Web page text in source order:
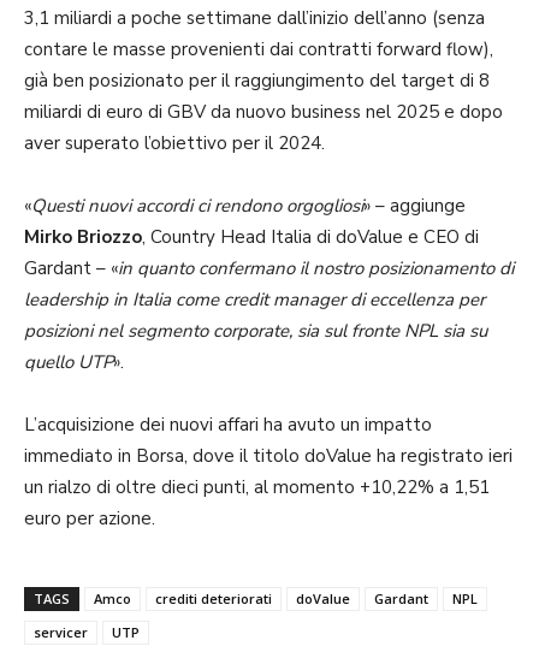
3,1 miliardi a poche settimane dall’inizio dell’anno (senza
contare le masse provenienti dai contratti forward flow),
già ben posizionato per il raggiungimento del target di 8
miliardi di euro di GBV da nuovo business nel 2025 e dopo
aver superato l’obiettivo per il 2024.
«Questi nuovi accordi ci rendono orgogliosi» – aggiunge
Mirko Briozzo, Country Head Italia di doValue e CEO di
Gardant – «in quanto confermano il nostro posizionamento di
leadership in Italia come credit manager di eccellenza per
posizioni nel segmento corporate, sia sul fronte NPL sia su
quello UTP».
L’acquisizione dei nuovi affari ha avuto un impatto
immediato in Borsa, dove il titolo doValue ha registrato ieri
un rialzo di oltre dieci punti, al momento +10,22% a 1,51
euro per azione.
TAGS Amco crediti deteriorati doValue Gardant
NPL
servicer
UTP